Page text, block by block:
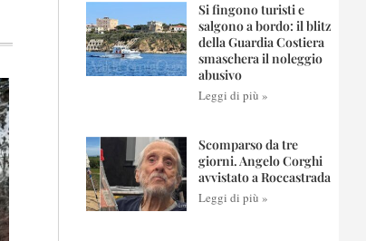
Si fingono turisti e
salgono a bordo: il blitz
della Guardia Costiera
smaschera il noleggio
abusivo
Leggi di più »
Scomparso da tre
giorni. Angelo Corghi
avvistato a Roccastrada
Leggi di più »